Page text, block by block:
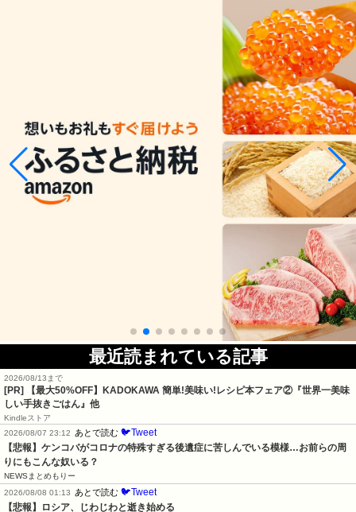
最近読まれている記事
2026/08/13まで
[PR] 【最大50%OFF】KADOKAWA 簡単!美味い!レシピ本フェア②『世界一美味
しい手抜きごはん』他
Kindleストア
2026/08/07 23:12
あとで読む 🐦Tweet
【悲報】ケンコバがコロナの特殊すぎる後遺症に苦しんでいる模様…お前らの周
りにもこんな奴いる？
NEWSまとめもりー
2026/08/08 01:13
あとで読む 🐦Tweet
【悲報】ロシア、じわじわと逝き始める